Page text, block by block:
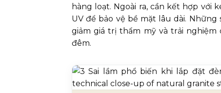
hàng loạt. Ngoài ra, cần kết hợp
UV để bảo vệ bề mặt lâu dài.
giảm giá trị thẩm mỹ và trải
đêm.